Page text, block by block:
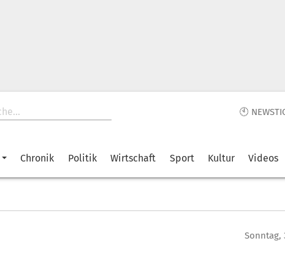
🕙
Chronik Politik Wirtschaft Sport Kultur Videos
Sonntag,